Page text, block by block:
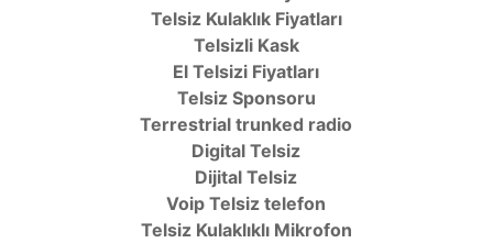
Telsiz Kulaklık Fiyatları
Telsizli Kask
El Telsizi Fiyatları
Telsiz Sponsoru
Terrestrial trunked radio
Digital Telsiz
Dijital Telsiz
Voip Telsiz telefon
Telsiz Kulaklıklı Mikrofon